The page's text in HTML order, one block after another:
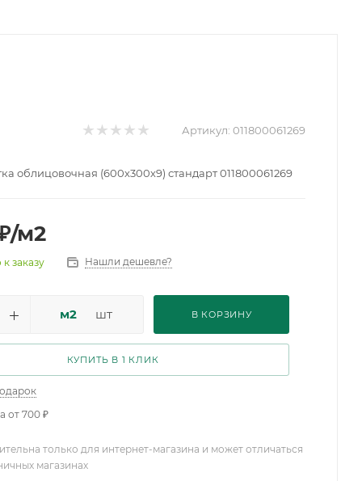
Артикул: 011800061269
облицовочная (600х300х9) стандарт 011800061269
/м2
заказу Нашли дешевле?
м2 шт В КОРЗИНУ
КУПИТЬ В 1 КЛИК
от 700 ₽
только для интернет-магазина и может отличаться
магазинах